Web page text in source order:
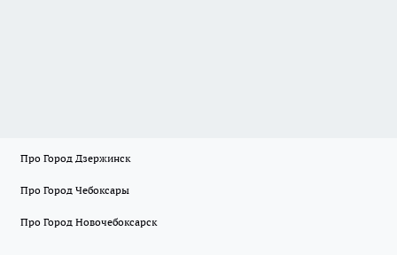
Про Город Дзержинск
Про Город Чебоксары
Про Город Новочебоксарск